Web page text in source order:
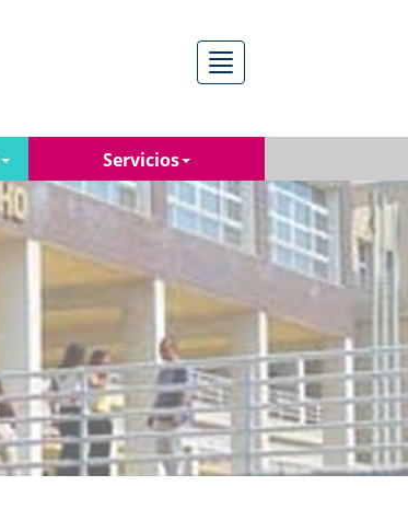
Menú
Servicios